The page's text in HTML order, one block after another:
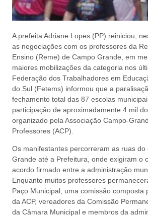
A prefeita Adriane Lopes (PP) reiniciou,
as negociações com os professores da
Ensino (Reme) de Campo Grande, em
maiores mobilizações da categoria nos
Federação dos Trabalhadores em
do Sul (Fetems) informou que a
fechamento total das 87 escolas
participação de aproximadamente 4 mil
organizado pela Associação Campo-
Professores (ACP).
Os manifestantes percorreram as ruas do
Grande até a Prefeitura, onde exigiram o
acordo firmado entre a administração
Enquanto muitos professores
Paço Municipal, uma comissão composta
da ACP, vereadores da Comissão
da Câmara Municipal e membros da